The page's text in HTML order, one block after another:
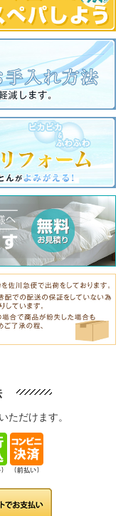
ただけます。